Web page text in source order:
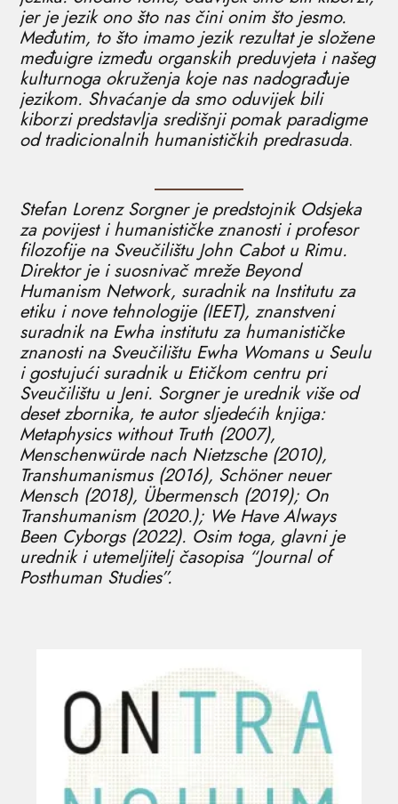
jer je jezik ono što nas čini onim što jesmo.
Međutim, to što imamo jezik rezultat je složene
međuigre između organskih preduvjeta i našeg
kulturnoga okruženja koje nas nadograđuje
jezikom. Shvaćanje da smo oduvijek bili
kiborzi predstavlja središnji pomak paradigme
od tradicionalnih humanističkih predrasuda.
Stefan Lorenz Sorgner je predstojnik Odsjeka
za povijest i humanističke znanosti i profesor
filozofije na Sveučilištu John Cabot u Rimu.
Direktor je i suosnivač mreže Beyond
Humanism Network, suradnik na Institutu za
etiku i nove tehnologije (IEET), znanstveni
suradnik na Ewha institutu za humanističke
znanosti na Sveučilištu Ewha Womans u Seulu
i gostujući suradnik u Etičkom centru pri
Sveučilištu u Jeni. Sorgner je urednik više od
deset zbornika, te autor sljedećih knjiga:
Metaphysics without Truth (2007),
Menschenwürde nach Nietzsche (2010),
Transhumanismus (2016), Schöner neuer
Mensch (2018), Übermensch (2019); On
Transhumanism (2020.); We Have Always
Been Cyborgs (2022). Osim toga, glavni je
urednik i utemeljitelj časopisa “Journal of
Posthuman Studies”.